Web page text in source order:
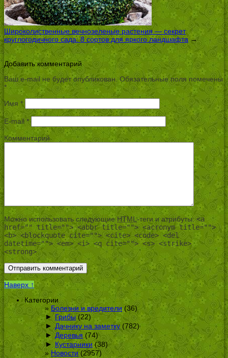
Широколиственные вечнозеленые растения — секрет
круглогодичного сада: 8 сортов для яркого ландшафта→
Добавить комментарий
Ваш e-mail не будет опубликован. Обязательные поля помечены
*
Имя *
E-mail*
Комментарий
Можно использовать следующиеHTML-теги и атрибуты:<a
href="" title=""> <abbr title=""> <acronym title="">
<b> <blockquote cite=""> <cite> <code> <del
datetime=""> <em> <i> <q cite=""> <s> <strike>
<strong>
Наверх ↑
Категории
Болезни и вредители(36)
► Грибы(22)
► Дачнику на заметку (782)
► Деревья (74)
► Кустарники(38)
Новости(2957)